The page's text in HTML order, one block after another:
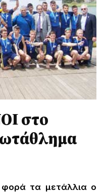
στο
τα μετάλλια ο